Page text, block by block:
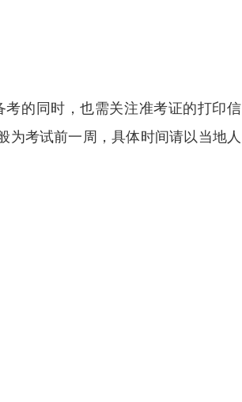
的同时，也需关注准考证的打印信
为考试前一周，具体时间请以当地人